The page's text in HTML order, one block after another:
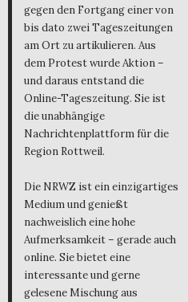
gegen den Fortgang einer von
bis dato zwei Tageszeitungen
am Ort zu artikulieren. Aus
dem Protest wurde Aktion –
und daraus entstand die
Online-Tageszeitung. Sie ist
die unabhängige
Nachrichtenplattform für die
Region Rottweil.
Die NRWZ ist ein einzigartiges
Medium und genießt
nachweislich eine hohe
Aufmerksamkeit – gerade auch
online. Sie bietet eine
interessante und gerne
gelesene Mischung aus